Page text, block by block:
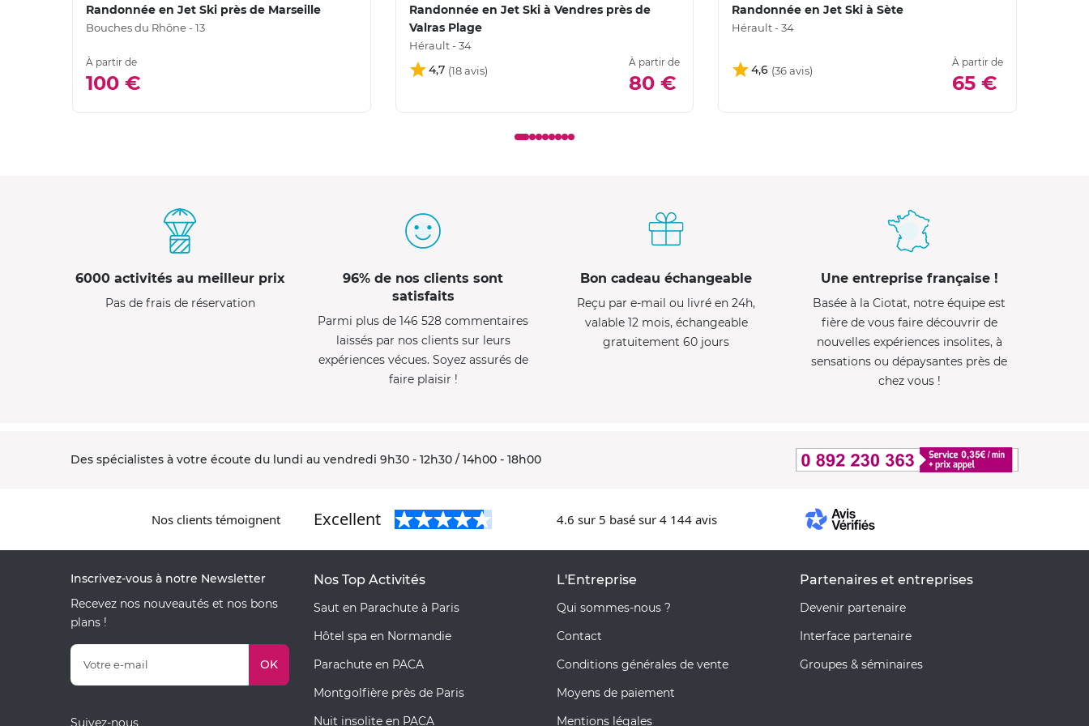
Randonnée en Jet Ski près de Marseille
Bouches du Rhône - 13
À partir de
100 €
Randonnée en Jet Ski à Vendres près de
Valras Plage
Hérault - 34
4,7
À partir de
80 €
Randonnée en Jet Ski à Sète
Hérault - 34
4,6
À partir de
65 €
6000 activités au meilleur prix
Pas de frais de réservation
96% de nos clients sont
satisfaits
Parmi plus de 146 528 commentaires
laissés par nos clients sur leurs
expériences vécues. Soyez assurés de
faire plaisir !
Bon cadeau échangeable
Reçu par e-mail ou livré en 24h,
valable 12 mois, échangeable
gratuitement 60 jours
Une entreprise française !
Basée à la Ciotat, notre équipe est
fière de vous faire découvrir de
nouvelles expériences insolites, à
sensations ou dépaysantes près de
chez vous !
Des spécialistes à votre écoute du lundi au vendredi 9h30 - 12h30 / 14h00 - 18h00
Nos clients témoignent Excellent 4.6 sur 5 basé sur 4 144 avis
Inscrivez-vous à notre Newsletter
Recevez nos nouveautés et nos bons
plans !
OK
Suivez-nous
Nos Top Activités
Saut en Parachute à Paris
Hôtel spa en Normandie
Parachute en PACA
Montgolfière près de Paris
Nuit insolite en PACA
L'Entreprise
Qui sommes-nous ?
Contact
Conditions générales de vente
Moyens de paiement
Mentions légales
Partenaires et entreprises
Devenir partenaire
Interface partenaire
Groupes & séminaires